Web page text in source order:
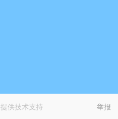
提供技术支持 举报